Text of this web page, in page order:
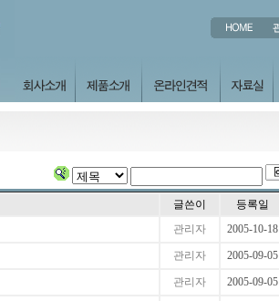
글쓴이 등록일
관리자 2005-10-18
관리자 2005-09-05
관리자 2005-09-05